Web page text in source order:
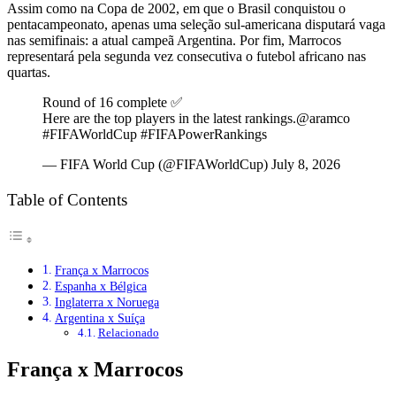
Assim como na Copa de 2002, em que o Brasil conquistou o
pentacampeonato, apenas uma seleção sul-americana disputará vaga
nas semifinais: a atual campeã Argentina. Por fim, Marrocos
representará pela segunda vez consecutiva o futebol africano nas
quartas.
Round of 16 complete ✅
Here are the top players in the latest rankings.@aramco
#FIFAWorldCup #FIFAPowerRankings
— FIFA World Cup (@FIFAWorldCup) July 8, 2026
Table of Contents
França x Marrocos
Espanha x Bélgica
Inglaterra x Noruega
Argentina x Suíça
Relacionado
França x Marrocos